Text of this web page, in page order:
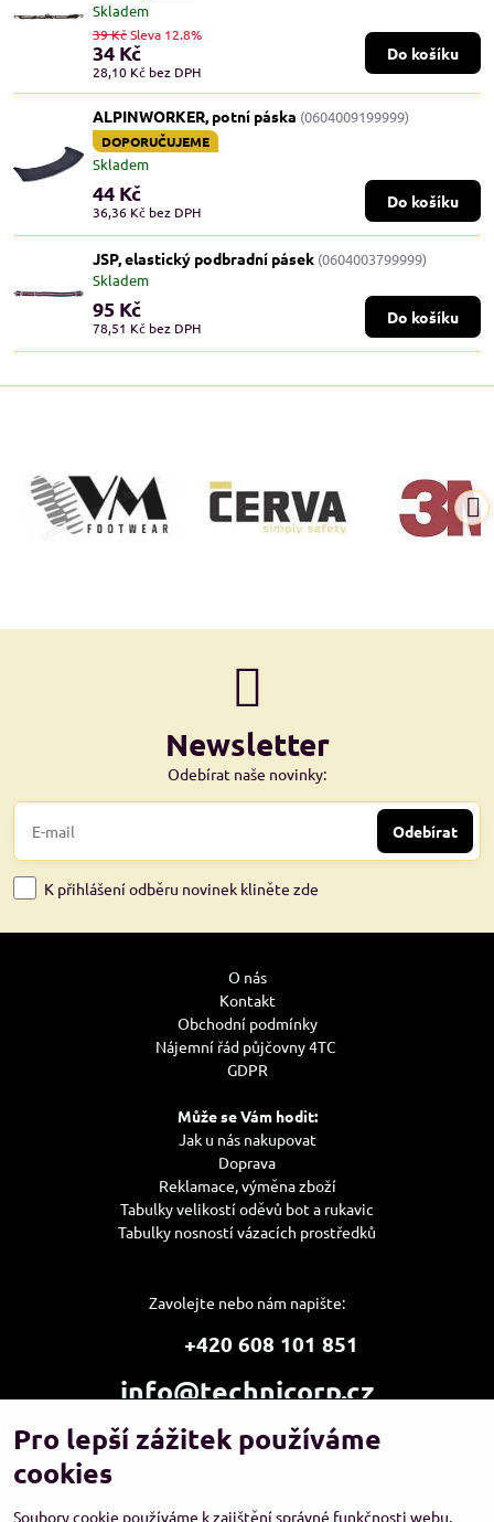
Skladem
34 Kč
28,10 Kč bez DPH
39 KčSleva 12.8%
Do košíku
ALPINWORKER, potní páska (0604009199999)
DOPORUČUJEME
Skladem
44 Kč
36,36 Kč bez DPH
Do košíku
JSP, elastický podbradní pásek (0604003799999)
Skladem
95 Kč
78,51 Kč bez DPH
Do košíku
Newsletter
Odebírat naše novinky:
Odebírat
K přihlášení odběru novinek kliněte zde
O nás
Kontakt
Obchodní podmínky
Nájemní řád půjčovny 4TC
GDPR
Může se Vám hodit:
Jak u nás nakupovat
Doprava
Reklamace, výměna zboží
Tabulky velikostí oděvů bot a rukavic
Tabulky nosností vázacích prostředků
Zavolejte nebo nám napište:
+420 608 101 851
info@technicorp.cz
Showroom a výdejní místo:
TECHNICORP ESHOP s.r.o.
Pro lepší zážitek používáme
cookies
Soubory cookie používáme k zajištění správné funkčnosti webu,